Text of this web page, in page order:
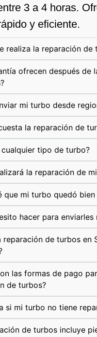
3 a 4 horas.
y eficiente.
realiza la reparación de
ofrecen después de
mi turbo desde
la reparación de
cualquier tipo de turbo?
la reparación de
que mi turbo quedó
hacer para enviarles
reparación de turbos en
las formas de pago
de turbos?
si mi turbo no tiene
de turbos incluye